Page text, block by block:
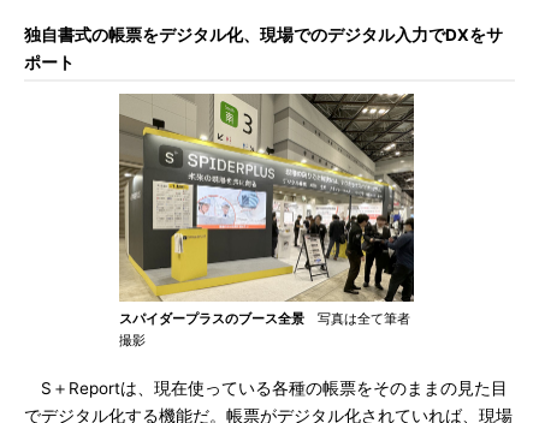
独自書式の帳票をデジタル化、現場でのデジタル入力でDXをサ
ポート
スパイダープラスのブース全景 写真は全て筆者
撮影
S＋Reportは、現在使っている各種の帳票をそのままの見た目
でデジタル化する機能だ。帳票がデジタル化されていれば、現場